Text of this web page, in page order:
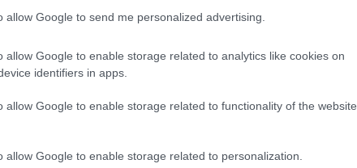
allow Google to send me personalized advertising.
allow Google to enable storage related to analytics like cookies on
identifiers in apps.
allow Google to enable storage related to functionality of the website
allow Google to enable storage related to personalization.
előtt.
jön szembe GSO-n vagy a social médiában.
a legjobbakat,